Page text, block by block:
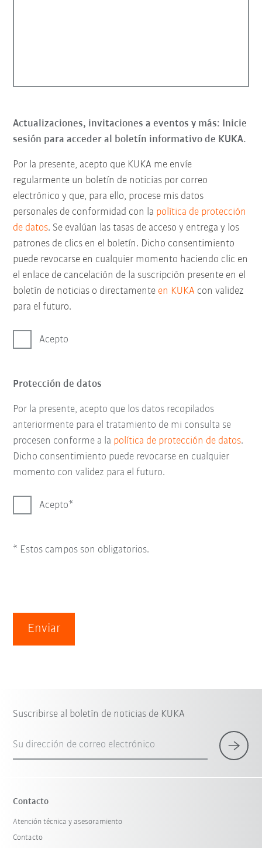
Actualizaciones, invitaciones a eventos y más: Inicie
sesión para acceder al boletín informativo de KUKA.
Por la presente, acepto que KUKA me envíe
regularmente un boletín de noticias por correo
electrónico y que, para ello, procese mis datos
personales de conformidad con la política de protección
de datos. Se evalúan las tasas de acceso y entrega y los
patrones de clics en el boletín. Dicho consentimiento
puede revocarse en cualquier momento haciendo clic en
el enlace de cancelación de la suscripción presente en el
boletín de noticias o directamente en KUKA con validez
para el futuro.
Acepto
Protección de datos
Por la presente, acepto que los datos recopilados
anteriormente para el tratamiento de mi consulta se
procesen conforme a la política de protección de datos.
Dicho consentimiento puede revocarse en cualquier
momento con validez para el futuro.
Acepto
* Estos campos son obligatorios.
Enviar
Suscribirse al boletín de noticias de KUKA
Su dirección de correo electrónico
Contacto
Atención técnica y asesoramiento
Contacto